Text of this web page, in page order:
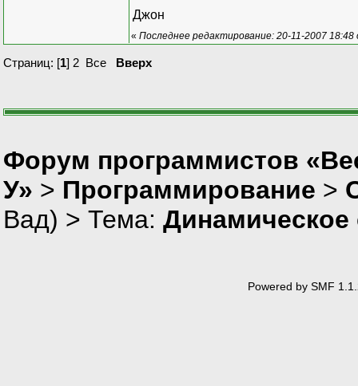
Джон
« Последнее редактирование: 20-11-2007 18:48
Страниц: [1] 2 Все Вверх
Форум программистов
У» > Программирование >
Вад) > Тема: Динамическое
Powered by SMF